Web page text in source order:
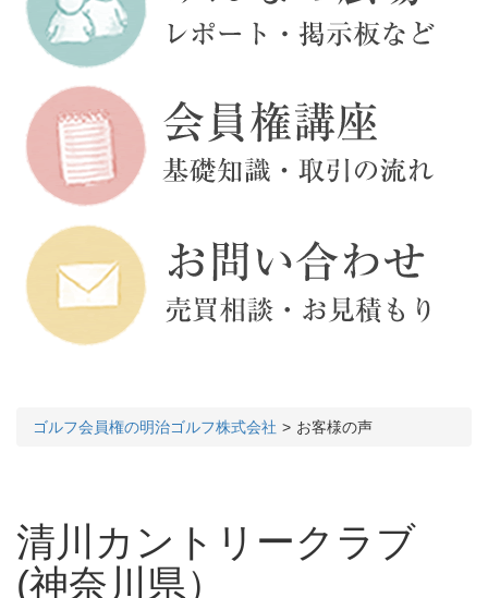
ゴルフ会員権の明治ゴルフ株式会社 お客様の声
清川カントリークラブ
(神奈川県）